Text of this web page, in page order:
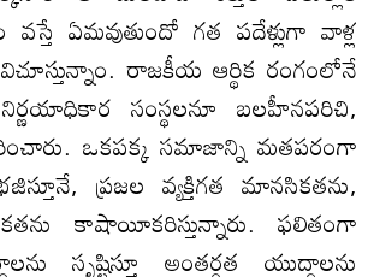
ఏమవుతుందో గత పదేళ్లుగా వాళ్ల
రాజకీయ ఆర్థిక రంగంలోనే
సంస్థలనూ బలహీనపరిచి,
ఒకపక్క సమాజాన్ని మతపరంగా
ప్రజల వ్యక్తిగత మానసికతను,
కాషాయీకరిస్తున్నారు. ఫలితంగా
సృష్టిస్తూ అంతర్గత యుద్ధాలను